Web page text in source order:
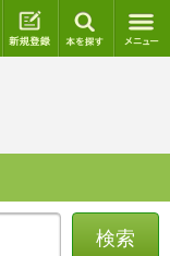
ログイン 新規登録
検索